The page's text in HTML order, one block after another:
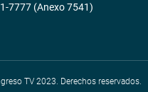
7777 (Anexo 7541)
TV 2023. Derechos reservados.